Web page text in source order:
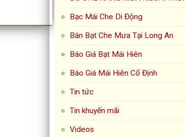
Bạc Mái Che Di Động
Bán Bạt Che Mưa Tại Long An
Báo Giá Bạt Mái Hiên
Báo Giá Mái Hiên Cố Định
Tin tức
Tin khuyến mãi
Videos